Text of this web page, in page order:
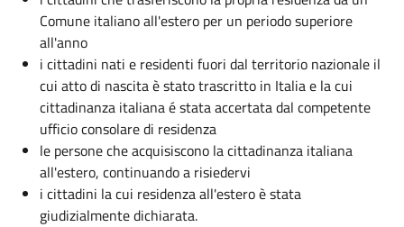
Comune italiano all'estero per un periodo superiore
all'anno
i cittadini nati e residenti fuori dal territorio nazionale il
cui atto di nascita è stato trascritto in Italia e la cui
cittadinanza italiana é stata accertata dal competente
ufficio consolare di residenza
le persone che acquisiscono la cittadinanza italiana
all'estero, continuando a risiedervi
i cittadini la cui residenza all'estero è stata
giudizialmente dichiarata.